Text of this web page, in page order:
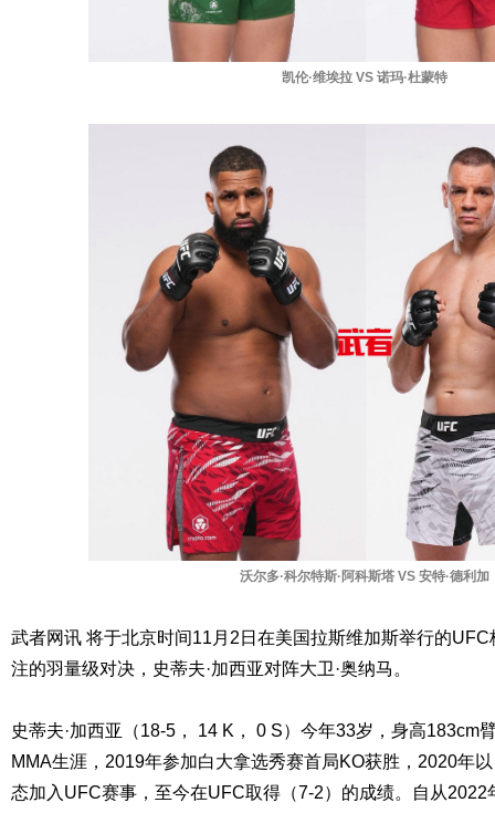
凯伦·维埃拉 VS 诺玛·杜蒙特
沃尔多·科尔特斯·阿科斯塔 VS 安特·德利加
武者网讯 将于北京时间11月2日在美国拉斯维加斯举行的
注的羽量级对决，史蒂夫·加西亚对阵大卫·奥纳马。
史蒂夫·加西亚（18-5， 14 K， 0 S）今年33岁，身高183cm
MMA生涯，2019年参加白大拿选秀赛首局KO获胜，2020年
态加入UFC赛事，至今在UFC取得（7-2）的成绩。自从2022